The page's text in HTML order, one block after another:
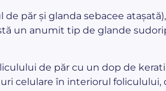
păr și glanda sebacee
un anumit tip de glande
de păr cu un dop de
celulare în interiorul foliculului,